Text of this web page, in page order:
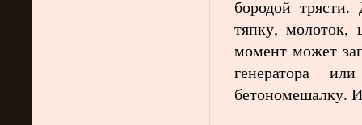
бородой
тяпку, молоток,
момент может
генератора
бетономешалку.